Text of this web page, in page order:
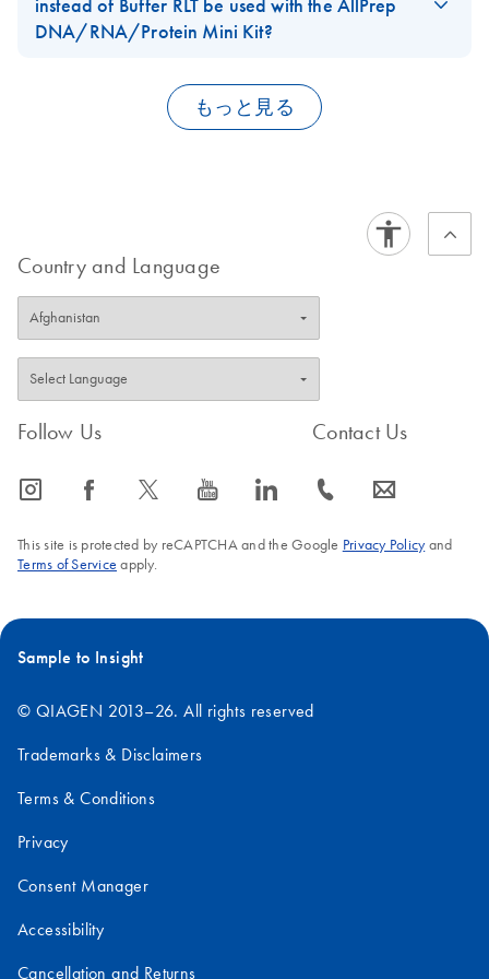
FAQ-1089
which can form highly reactive compounds when combined with
. This kit allows precipitation of protein from Buffer RLT lysates
using a novel protein precipitation buffer, Buffer APP.
Acetone should be used instead to precipitate protein from RLT
Plus lysates.
FAQ-1164
Qproteome Mitochondria Isolation Kit
instead of Buffer RLT be used with the AllPrep
DNA/RNA/Protein Mini Kit?
DNA/RNA/protein Mini Kit
is not compatible with
. Acetone can be used to precipitate proteins from samples
FAQ-1577
もっと見る
Country and Language
Follow Us
icon_0065_instagram-s icon_0064_facebook-s icon_0340_cc_gen_x-s icon_0077_youtube-s icon_0066_linkedin-s
Contact Us
icon_0072_phone-s icon_0063_envelope-s
This site is protected by reCAPTCHA and the Google Privacy Policyand
Terms of Service apply.
Sample to Insight
© QIAGEN 2013–26. All rights reserved
Trademarks & Disclaimers
Terms & Conditions
Privacy
Consent Manager
Accessibility
Cancellation and Returns